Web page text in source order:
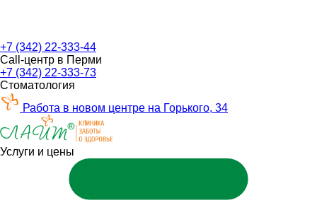
+7 (342) 22-333-44
Call-центр в Перми
+7 (342) 22-333-73
Стоматология
Работа в новом центре на Горького, 34
Услуги и цены